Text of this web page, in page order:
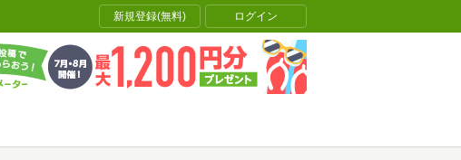
新規登録(無料) ログイン